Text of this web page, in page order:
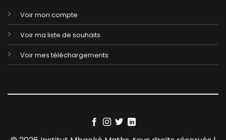
Voir mon compte
Voir ma liste de souhaits
Voir mes téléchargements